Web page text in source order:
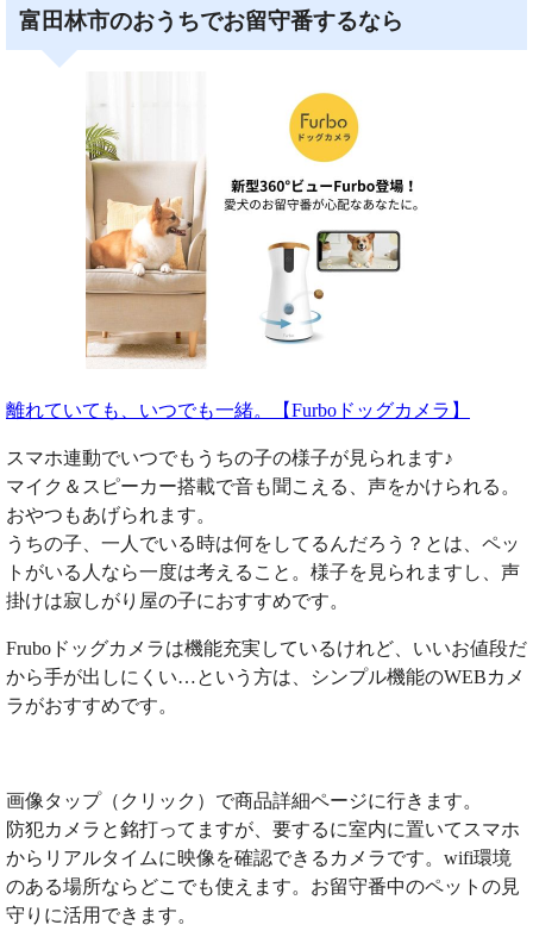
富田林市のおうちでお留守番するなら
離れていても、いつでも一緒。【Furboドッグカメラ】
スマホ連動でいつでもうちの子の様子が見られます♪
マイク＆スピーカー搭載で音も聞こえる、声をかけられる。
おやつもあげられます。
うちの子、一人でいる時は何をしてるんだろう？とは、ペッ
トがいる人なら一度は考えること。様子を見られますし、声
掛けは寂しがり屋の子におすすめです。
Fruboドッグカメラは機能充実しているけれど、いいお値段だ
から手が出しにくい…という方は、シンプル機能のWEBカメ
ラがおすすめです。
画像タップ（クリック）で商品詳細ページに行きます。
防犯カメラと銘打ってますが、要するに室内に置いてスマホ
からリアルタイムに映像を確認できるカメラです。wifi環境
のある場所ならどこでも使えます。お留守番中のペットの見
守りに活用できます。